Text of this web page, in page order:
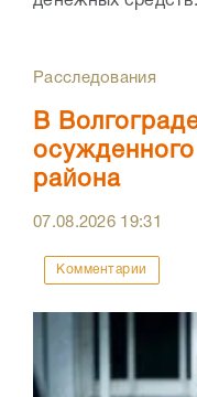
Расследования
В
района
07.08.2026 19:31
Комментарии